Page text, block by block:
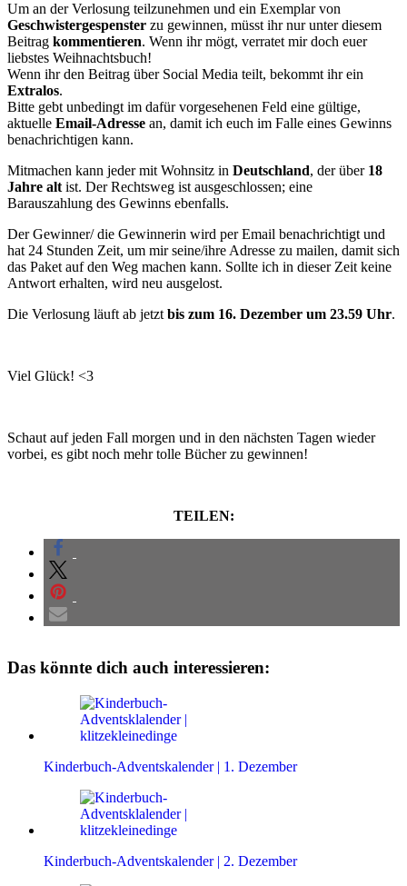
Um an der Verlosung teilzunehmen und ein Exemplar von
Geschwistergespenster zu gewinnen, müsst ihr nur unter diesem
Beitrag kommentieren. Wenn ihr mögt, verratet mir doch euer
liebstes Weihnachtsbuch!
Wenn ihr den Beitrag über Social Media teilt, bekommt ihr ein
Extralos.
Bitte gebt unbedingt im dafür vorgesehenen Feld eine gültige,
aktuelle Email-Adresse an, damit ich euch im Falle eines Gewinns
benachrichtigen kann.
Mitmachen kann jeder mit Wohnsitz in Deutschland, der über 18
Jahre altist. Der Rechtsweg ist ausgeschlossen; eine
Barauszahlung des Gewinns ebenfalls.
Der Gewinner/ die Gewinnerin wird per Email benachrichtigt und
hat 24 Stunden Zeit, um mir seine/ihre Adresse zu mailen, damit sich
das Paket auf den Weg machen kann. Sollte ich in dieser Zeit keine
Antwort erhalten, wird neu ausgelost.
Die Verlosung läuft ab jetztbis zum 16. Dezember um 23.59 Uhr.
Viel Glück! <3
Schaut auf jeden Fall morgen und in den nächsten Tagen wieder
vorbei, es gibt noch mehr tolle Bücher zu gewinnen!
TEILEN:
Das könnte dich auch interessieren:
Kinderbuch-Adventskalender | 1. Dezember
Kinderbuch-Adventskalender | 2. Dezember